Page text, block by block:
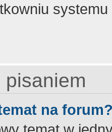
pisaniem
na